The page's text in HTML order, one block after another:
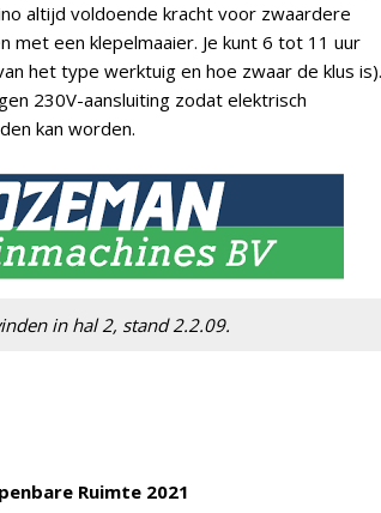
altijd voldoende kracht voor zwaardere
met een klepelmaaier. Je kunt 6 tot 11 uur
het type werktuig en hoe zwaar de klus
230V-aansluiting zodat elektrisch
kan worden.
in hal 2, stand 2.2.09.
Ruimte 2021